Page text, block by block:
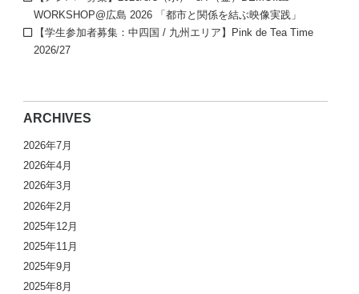
WORKSHOP@広島 2026 「都市と関係を結ぶ映像実践」
【学生参加者募集：中四国 / 九州エリア】Pink de Tea Time
2026/27
ARCHIVES
2026年7月
2026年4月
2026年3月
2026年2月
2025年12月
2025年11月
2025年9月
2025年8月